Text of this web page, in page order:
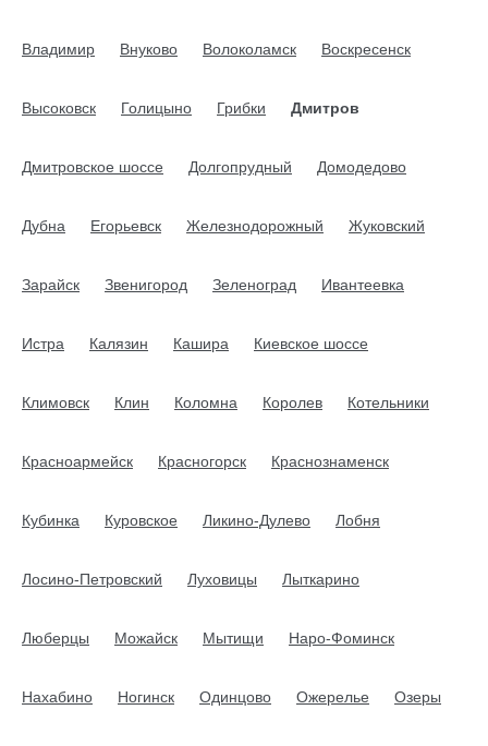
Владимир Внуково Волоколамск Воскресенск
Высоковск Голицыно Грибки Дмитров
Дмитровское шоссе Долгопрудный Домодедово
Дубна Егорьевск Железнодорожный Жуковский
Зарайск Звенигород Зеленоград Ивантеевка
Истра Калязин Кашира Киевское шоссе
Климовск Клин Коломна Королев Котельники
Красноармейск Красногорск Краснознаменск
Кубинка Куровское Ликино-Дулево Лобня
Лосино-Петровский Луховицы Лыткарино
Люберцы Можайск Мытищи Наро-Фоминск
Нахабино Ногинск Одинцово Ожерелье Озеры